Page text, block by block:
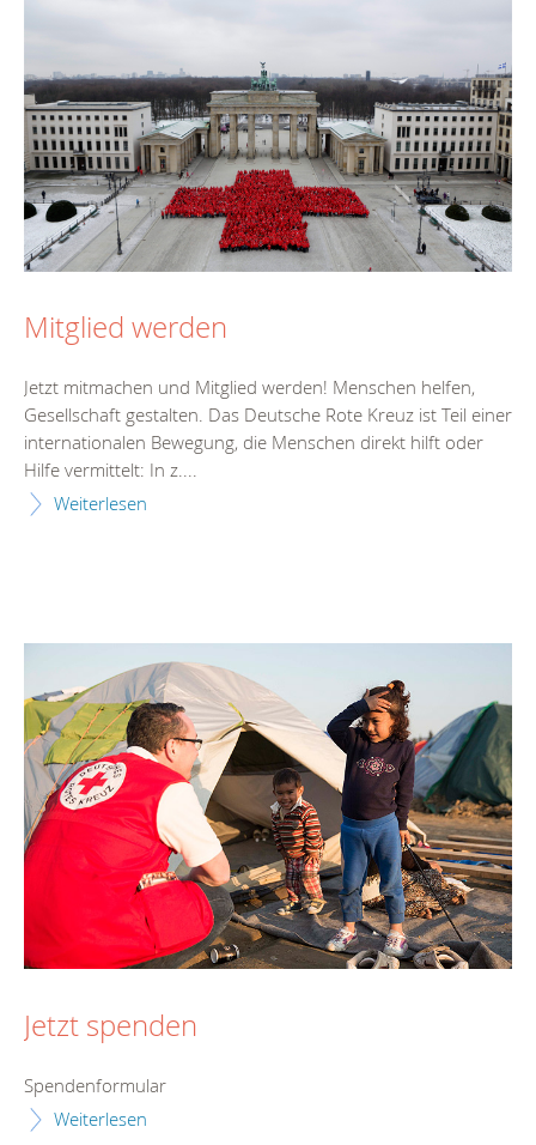
Mitglied werden
Jetzt mitmachen und Mitglied werden! Menschen helfen,
Gesellschaft gestalten. Das Deutsche Rote Kreuz ist Teil einer
internationalen Bewegung, die Menschen direkt hilft oder
Hilfe vermittelt: In z....
Weiterlesen
Jetzt spenden
Spendenformular
Weiterlesen